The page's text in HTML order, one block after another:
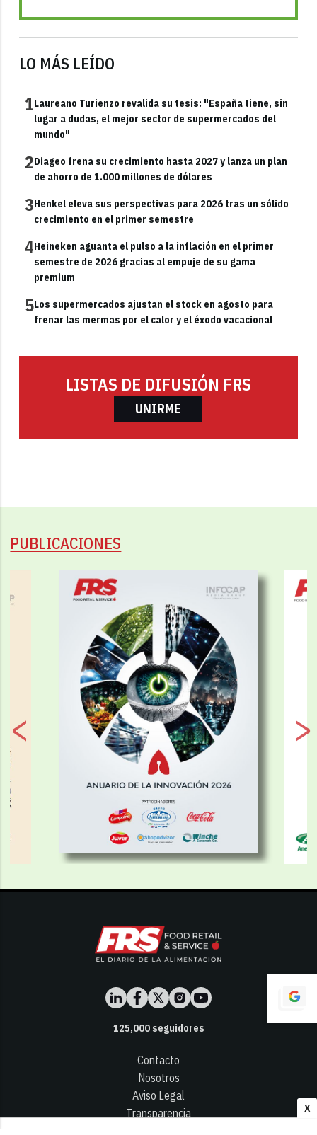
X
LO MÁS LEÍDO
1Laureano Turienzo revalida su tesis: "España tiene, sin
lugar a dudas, el mejor sector de supermercados del
mundo"
2Diageo frena su crecimiento hasta 2027 y lanza un plan
de ahorro de 1.000 millones de dólares
3Henkel eleva sus perspectivas para 2026 tras un sólido
crecimiento en el primer semestre
4Heineken aguanta el pulso a la inflación en el primer
semestre de 2026 gracias al empuje de su gama
premium
5Los supermercados ajustan el stock en agosto para
frenar las mermas por el calor y el éxodo vacacional
LISTAS DE DIFUSIÓN FRS
UNIRME
PUBLICACIONES
125,000seguidores
Contacto
Nosotros
Aviso Legal
Transparencia